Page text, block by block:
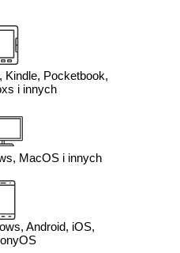
Pocketbook,
i innych
MacOS i innych
Android, iOS,